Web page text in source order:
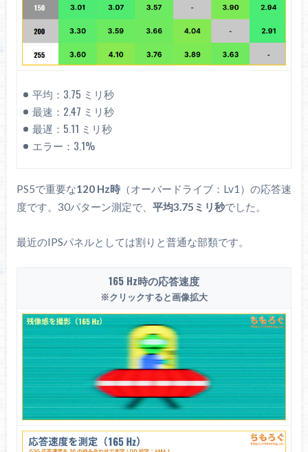
最大輝度：347.9 cd/m²
最低輝度：60.9 cd/m²
色域カバー率
平均：3.75 ミリ秒
最速：2.47 ミリ秒
最遅：5.11 ミリ秒
エラー：3.1%
PS5で重要な120 Hz時（オーバードライブ：Lv1）の応答速
度です。30パターン測定で、 平均3.75ミリ秒でした。
最近のIPSパネルとしては割りと普通な部類です。
165 Hz時の応答速度
※クリックすると画像拡大